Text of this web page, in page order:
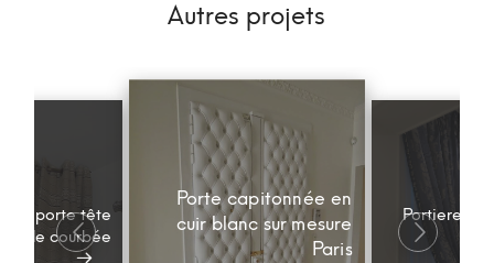
Autres projets
de porte tête
courbée
Porte capitonnée en
cuir blanc sur mesure
Paris
Portiere